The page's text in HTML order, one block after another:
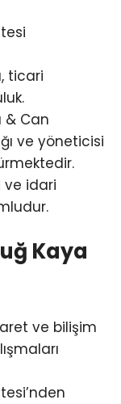
ticari
& Can
ve yöneticisi
ve idari
Kaya
ve bilişim